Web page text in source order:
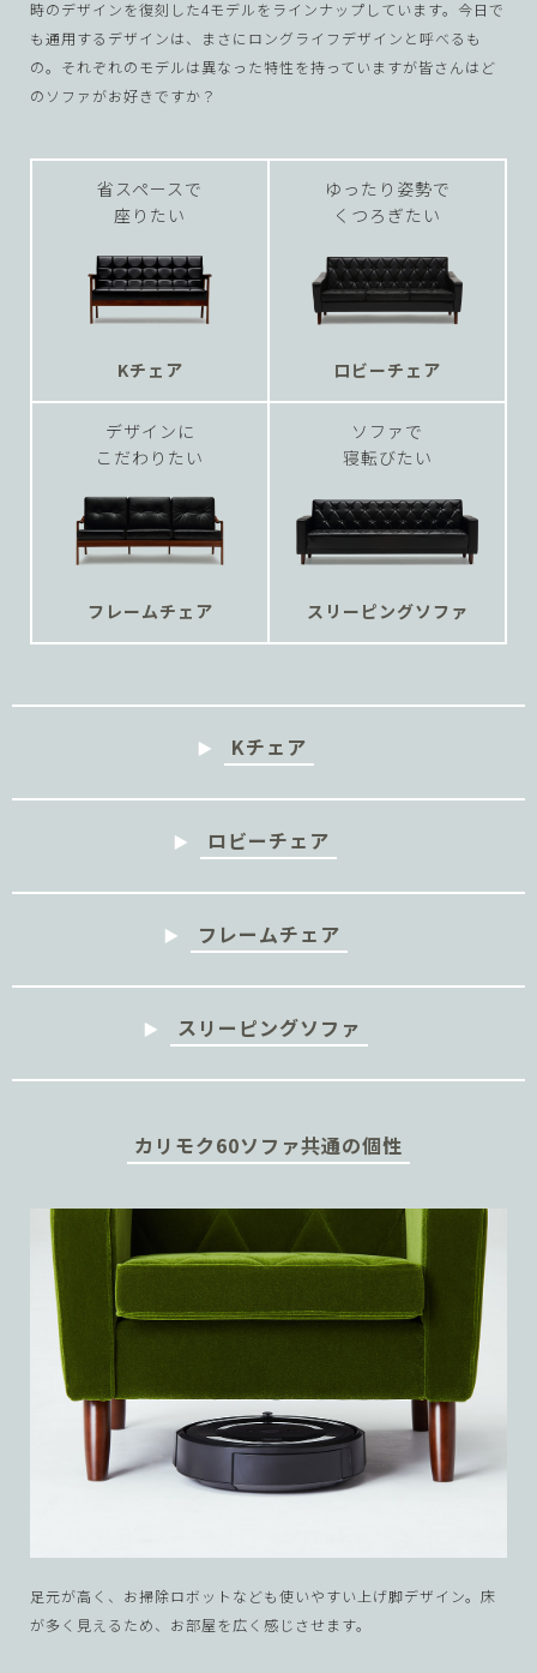
時のデザインを復刻した4モデルをラインナップしています。今日で
も通用するデザインは、まさにロングライフデザインと呼べるも
の。それぞれのモデルは異なった特性を持っていますが皆さんはど
のソファがお好きですか？
省スペースで
座りたい
Kチェア
ゆったり姿勢で
くつろぎたい
ロビーチェア
デザインに
こだわりたい
フレームチェア
ソファで
寝転びたい
スリーピングソファ
Kチェア
1962年発売から廃番にならず、カリモク60のアイコンともいえ
います。
ロビーチェア
総張りの重厚なデザインのほか、座り心地と耐久性に優れたク
ッションが特徴。1968年からつくり続けるブランドを代表する
アイテム。
フレームチェア
60年代のカリモク家具の技術力の高さを感じさせるアームの曲
線美が特徴。
スリーピングソファ
さまざまな生活シーンで活躍する便利なソファ。直線的なデザ
インはモダンなデザインでありながら、1969年からつくり続け
るブランドを代表するアイテム。
カリモク60ソファ共通の個性
足元が高く、お掃除ロボットなども使いやすい上げ脚デザイン。 床
が多く見えるため、お部屋を広く感じさせます。